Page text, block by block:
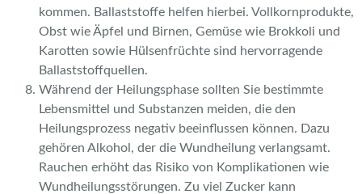
kommen. Ballaststoffe helfen hierbei. Vollkornprodukte,
Obst wie Äpfel und Birnen, Gemüse wie Brokkoli und
Karotten sowie Hülsenfrüchte sind hervorragende
Ballaststoffquellen.
Während der Heilungsphase sollten Sie bestimmte
Lebensmittel und Substanzen meiden, die den
Heilungsprozess negativ beeinflussen können. Dazu
gehören Alkohol, der die Wundheilung verlangsamt.
Rauchen erhöht das Risiko von Komplikationen wie
Wundheilungsstörungen. Zu viel Zucker kann